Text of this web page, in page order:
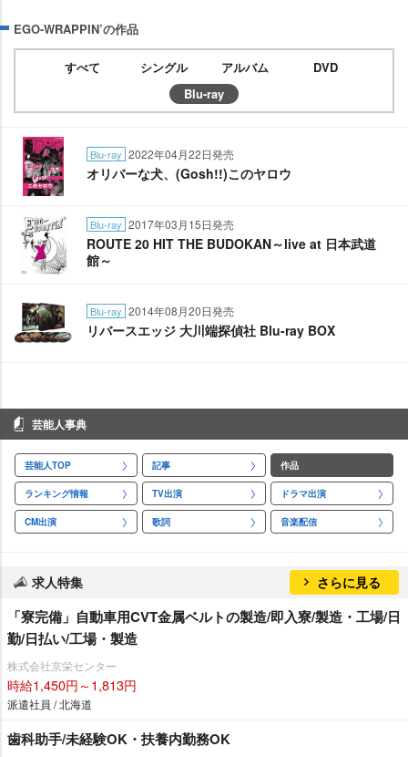
EGO-WRAPPIN’の作品
すべて シングル アルバム
DVD
Blu-ray
Blu-ray 2022年04月22日発売
オリバーな犬、(Gosh!!)このヤロウ
Blu-ray 2017年03月15日発売
ROUTE 20 HIT THE BUDOKAN～live at 日本武道
館～
Blu-ray 2014年08月20日発売
リバースエッジ 大川端探偵社 Blu-ray BOX
芸能人事典
芸能人TOP 記事 作品
ランキング情報 TV出演 ドラマ出演
CM出演 歌詞 音楽配信
求人特集 さらに見る
「寮完備」自動車用CVT金属ベルトの製造/即入寮/製造・工場/日
勤/日払い/工場・製造
株式会社京栄センター
時給1,450円～1,813円
派遣社員 / 北海道
歯科助手/未経験OK・扶養内勤務OK